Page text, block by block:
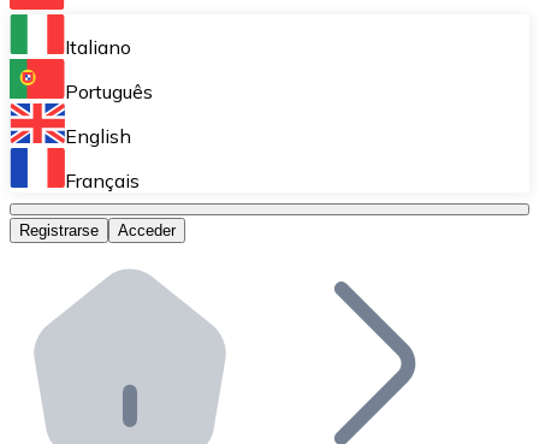
Bitnovo Ramp
Integra nuestra solución en tu plataforma.
Bitnovo Giftcards
Bitnovo OTC
Bitnovo ATM
Integra un ATM Bitnovo en tu negocio y permite que
Bitnovo API
Integra nuestra API en tu ecosistema.
Italiano
Português
English
Français
Registrarse Acceder